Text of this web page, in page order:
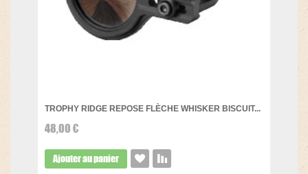
TROPHY RIDGE REPOSE FLÈCHE WHISKER BISCUIT...
48,00 €
Ajouter au panier